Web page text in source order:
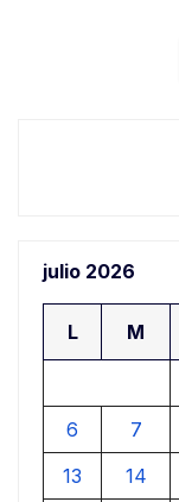
julio 2026
L M
6
7
13
14